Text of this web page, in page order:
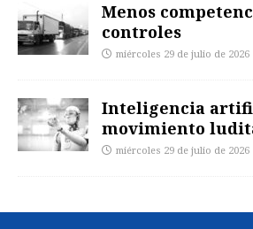
Menos
controles
miércoles 29 de julio de 2026
Inteligencia
movimiento
miércoles 29 de julio de 2026